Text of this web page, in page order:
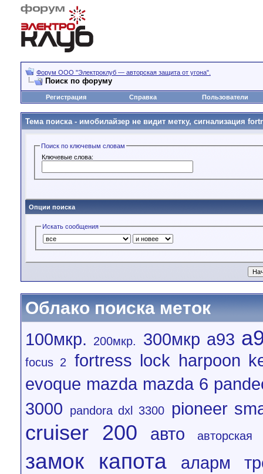
Форум OOO "Электроклуб — авторская защита от угона".
Поиск по форуму
Регистрация Справка Пользователи
Тема поиска - имобилайзер не видит метку, сигнализация
Поиск по ключевым словам
Ключевые слова:
Опции поиска
Искать сообщения
Облако поиска меток
100мкр.
200мкр. 300мкр a93
focus 2 fortress lock harpoon
evoque mazda mazda 6
3000
pandora dxl 3300 pioneer
cruiser 200 авто авторская
замок капота аларм